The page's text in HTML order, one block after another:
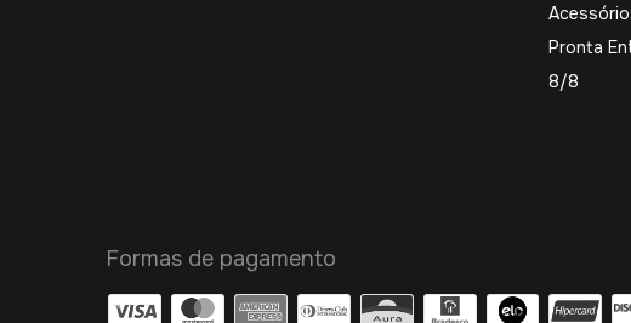
Pronta
8/8
Formas de pagamento